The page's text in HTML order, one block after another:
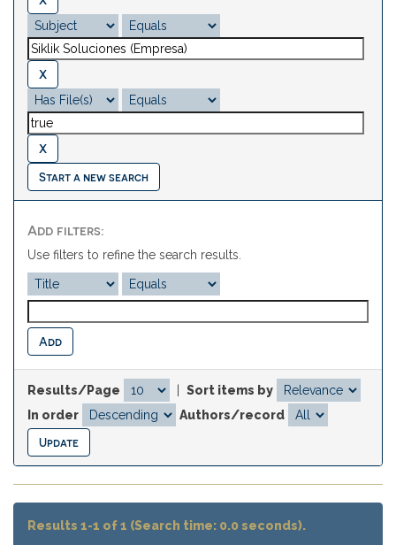
Start a new search
Add filters:
Use filters to refine the search results.
Results/Page
Sort items by
In order
Authors/record
Results 1-1 of 1 (Search time: 0.0 seconds).